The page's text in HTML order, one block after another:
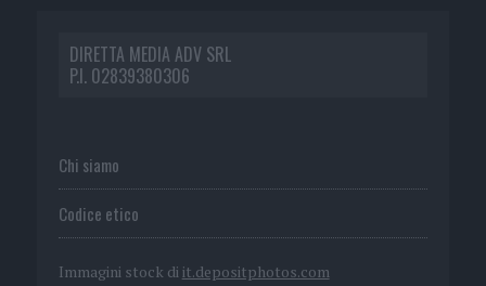
DIRETTA MEDIA ADV SRL
P.I. 02839380306
Chi siamo
Codice etico
Immagini stock di it.depositphotos.com